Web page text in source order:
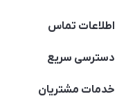
اطلاعات تماس
09924035290
دسترسی سریع
حساب کاربری
خدمات مشتریان